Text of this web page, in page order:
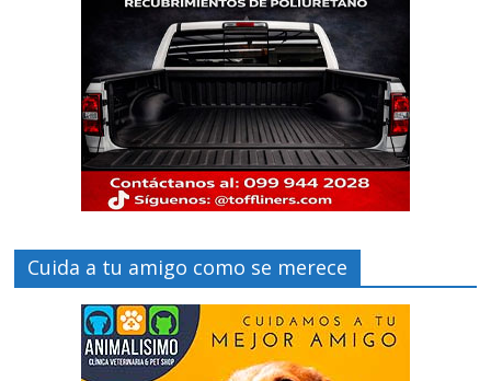
Cuida a tu amigo como se merece